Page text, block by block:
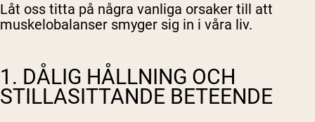
Låt oss titta på några vanliga orsaker till att
muskelobalanser smyger sig in i våra liv.
1. DÅLIG HÅLLNING OCH
STILLASITTANDE BETEENDE